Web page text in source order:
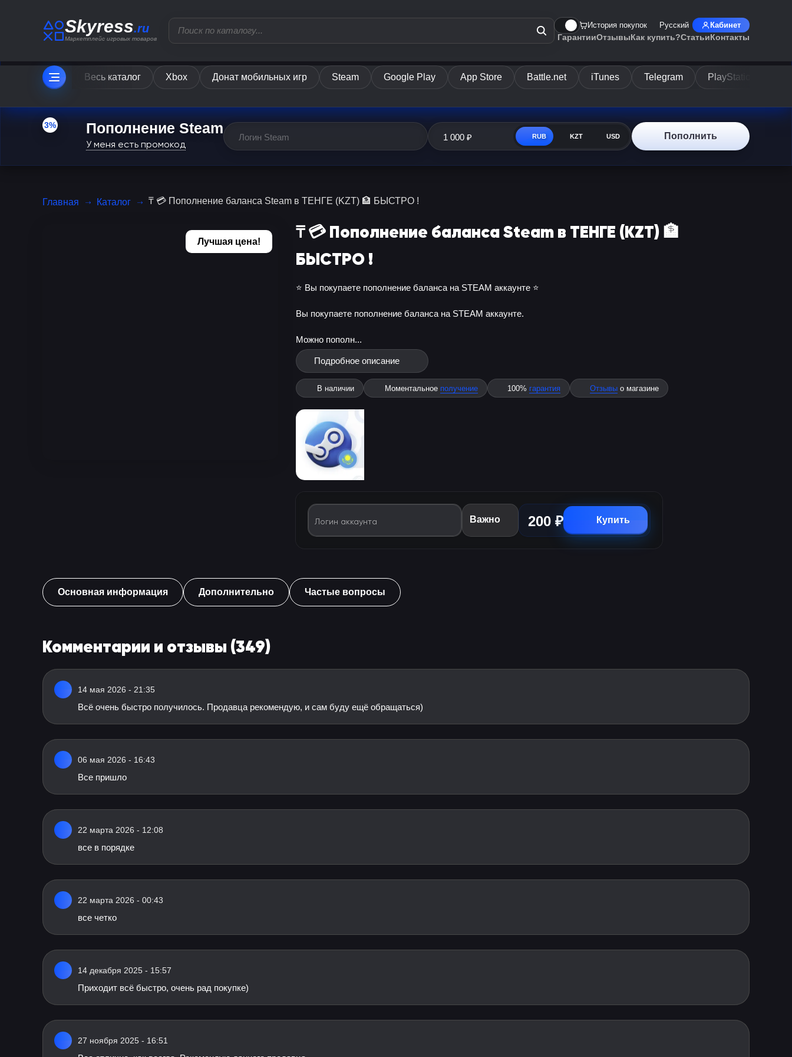
Skyress.ru
Маркетплейс игровых товаров
История покупок Русский Кабинет
ГарантииОтзывыКак купить?СтатьиКонтакты
Весь каталог Xbox Донат мобильных игр Steam Google Play App Store Battle.net iTunes Telegram PlayStation
3% Пополнение Steam
У меня есть промокод
RUB KZT USD Пополнить
Главная Каталог ₸ 💳 Пополнение баланса Steam в ТЕНГЕ (KZT) 🏦 БЫСТРО !
Лучшая цена!
₸ 💳 Пополнение баланса Steam в ТЕНГЕ (KZT) 🏦
БЫСТРО !
⭐️ Вы покупаете пополнение баланса на STEAM аккаунте ⭐️
Вы покупаете пополнение баланса на STEAM аккаунте.
Можно пополн...
Подробное описание
В наличии Моментальное получение 100% гарантия Отзывы о магазине
Логин аккаунта Важно 200 ₽ Купить
Основная информация Дополнительно Частые вопросы
Комментарии и отзывы (349)
14 мая 2026 - 21:35
Всё очень быстро получилось. Продавца рекомендую, и сам буду ещё обращаться)
06 мая 2026 - 16:43
Все пришло
22 марта 2026 - 12:08
все в порядке
22 марта 2026 - 00:43
все четко
14 декабря 2025 - 15:57
Приходит всё быстро, очень рад покупке)
27 ноября 2025 - 16:51